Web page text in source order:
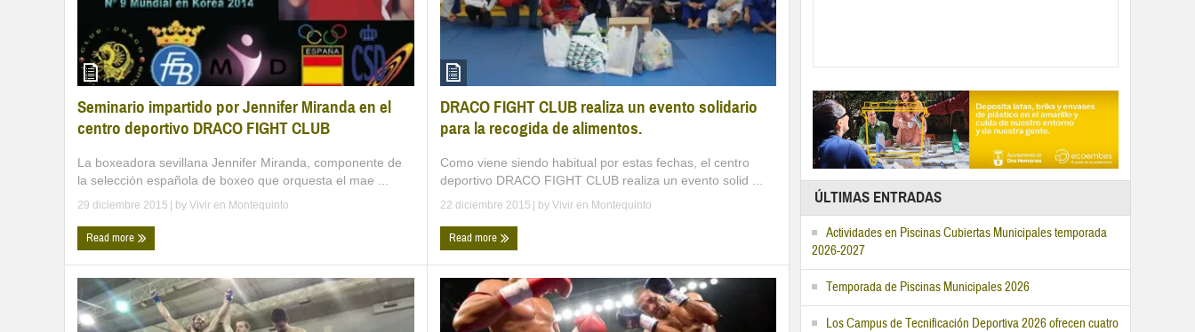
Seminario impartido por Jennifer Miranda en el
centro deportivo DRACO FIGHT CLUB
La boxeadora sevillana Jennifer Miranda, componente de
la selección española de boxeo que orquesta el mae ...
29 diciembre 2015 | by Vivir en Montequinto
Read more
DRACO FIGHT CLUB realiza un evento solidario
para la recogida de alimentos.
Como viene siendo habitual por estas fechas, el centro
deportivo DRACO FIGHT CLUB realiza un evento solid ...
22 diciembre 2015 | by Vivir en Montequinto
Read more
ÚLTIMAS ENTRADAS
Actividades en Piscinas Cubiertas Municipales temporada
2026-2027
Temporada de Piscinas Municipales 2026
Los Campus de Tecnificación Deportiva 2026 ofrecen cuatro